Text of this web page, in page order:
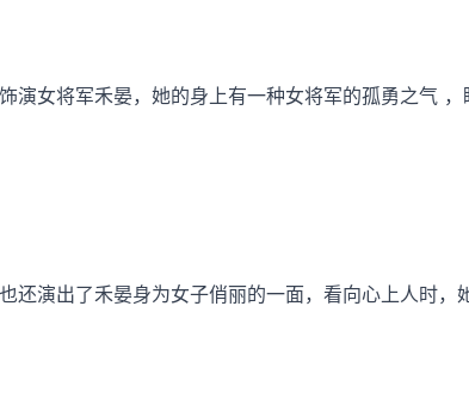
演女将军禾晏，她的身上有一种女将军的孤勇之气
还演出了禾晏身为女子俏丽的一面，看向心上人时